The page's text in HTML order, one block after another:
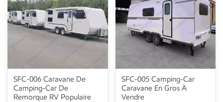
SFC-006 Caravane De
Camping-Car De
Remorque RV Populaire
SFC-005 Camping-Car
Caravane En Gros À
Vendre